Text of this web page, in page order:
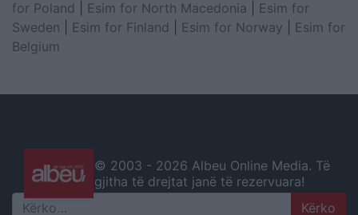
for Poland
Esim for North Macedonia
Esim for
Sweden
Esim for Finland Esim for Norway
Esim for
Belgium
© 2003 - 2026 Albeu Online Media. Të
gjitha të drejtat janë të rezervuara!